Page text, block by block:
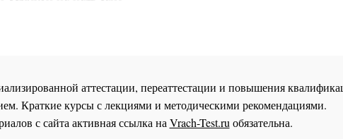
аттестации, переаттестации и повышения
Краткие курсы с лекциями и методическими рекомендациями.
с сайта активная ссылка на Vrach-Test.ru обязательна.